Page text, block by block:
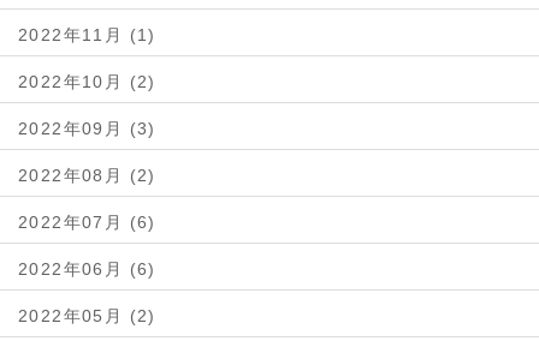
2022年11月 (1)
2022年10月 (2)
2022年09月 (3)
2022年08月 (2)
2022年07月 (6)
2022年06月 (6)
2022年05月 (2)